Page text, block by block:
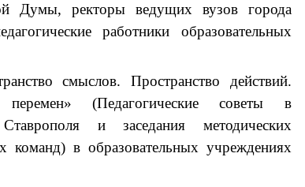
Думы, ректоры ведущих вузов города
работники образовательных
смыслов. Пространство действий.
перемен» (Педагогические советы в
и заседания методических
команд) в образовательных учреждениях